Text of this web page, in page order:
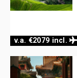
v.a. €2079 incl.